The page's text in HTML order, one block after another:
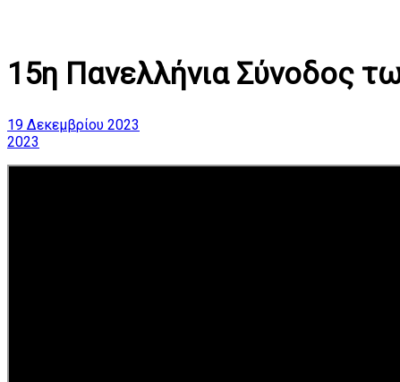
15η Πανελλήνια Σύνοδος
19 Δεκεμβρίου 2023
2023